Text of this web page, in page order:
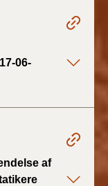
06-
af